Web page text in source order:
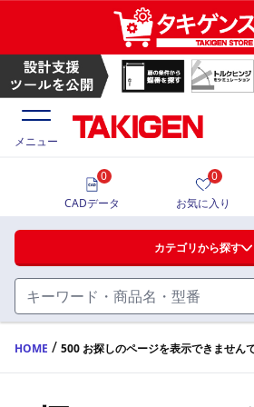
ハンドル・取手・つまみ・周
FA・A
蝶番・ステー・周辺機器
価格一覧
製品カタログ
メニュー
カテゴリから探す
0
CADデータ
0
お気に入り
HOME / 500 お探しのページを表示できません